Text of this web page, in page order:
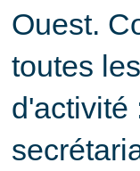
Ouest.
toutes
d'activité